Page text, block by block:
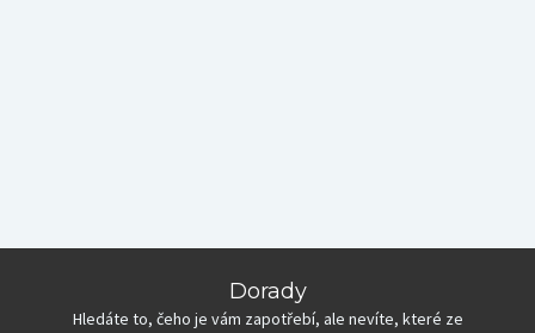
Dorady
Hledáte to, čeho je vám zapotřebí, ale nevíte, které ze